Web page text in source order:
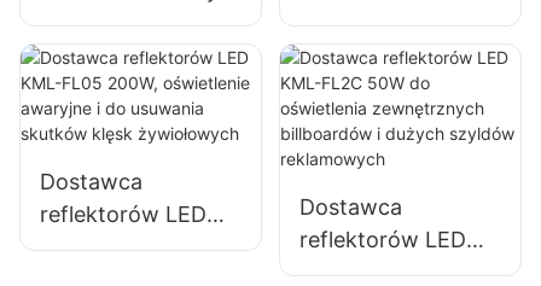
dostawca do
oświetlenia elewacji
budynków i placów
budowy
oświetleniowy do
oświetlenia
parkingów i
powierzchni
magazynowych
Dostawca
reflektorów LED
KML-FL05 200W,
Dostawca
reflektorów LED
KML-FL2C 50W do